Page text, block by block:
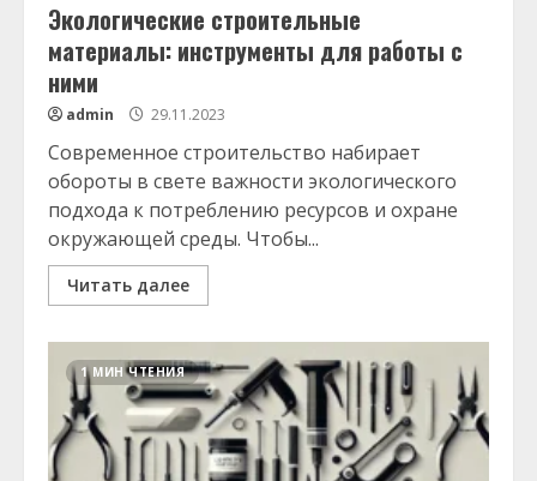
Экологические строительные
материалы: инструменты для работы с
ними
admin 29.11.2023
Современное строительство набирает
обороты в свете важности экологического
подхода к потреблению ресурсов и охране
окружающей среды. Чтобы...
Читать далее
1 МИН ЧТЕНИЯ